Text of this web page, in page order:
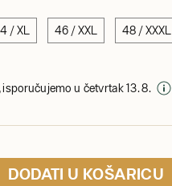
/ XL 46 / XXL 48 / XXXL
isporučujemo u četvrtak 13. 8.
DODATI U KOŠARICU